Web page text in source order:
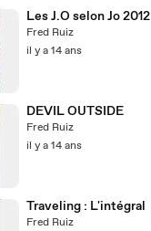
Les J.O selon Jo 2012
Fred Ruiz
il y a 14 ans
DEVIL OUTSIDE
Fred Ruiz
il y a 14 ans
Traveling : L'intégral
Fred Ruiz